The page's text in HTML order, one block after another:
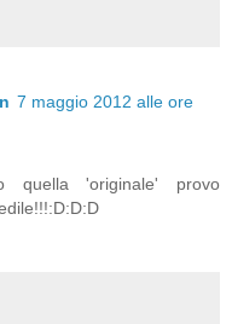
7 maggio 2012 alle ore
'originale' provo